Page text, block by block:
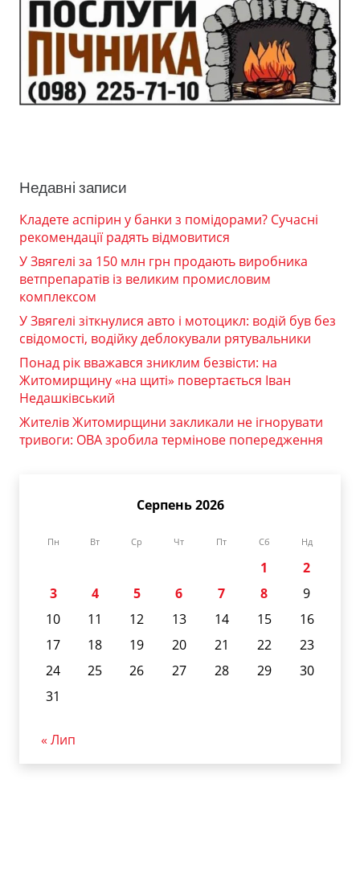
Недавні записи
Кладете аспірин у банки з помідорами? Сучасні
рекомендації радять відмовитися
У Звягелі за 150 млн грн продають виробника
ветпрепаратів із великим промисловим
комплексом
У Звягелі зіткнулися авто і мотоцикл: водій був без
свідомості, водійку деблокували рятувальники
Понад рік вважався зниклим безвісти: на
Житомирщину «на щиті» повертається Іван
Недашківський
Жителів Житомирщини закликали не ігнорувати
тривоги: ОВА зробила термінове попередження
Серпень 2026
Пн Вт Ср Чт Пт Сб Нд
1
2
3
4 5 6 7 8
9
10
11 12 13 14 15
16
17
18 19 20 21 22
23
24
25 26 27 28 29
30
31
« Лип